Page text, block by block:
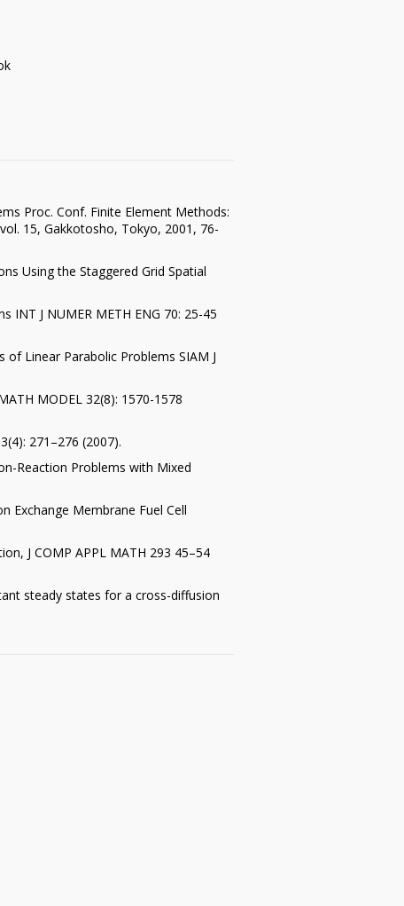
Proc. Conf. Finite Element Methods:
15, Gakkotosho, Tokyo, 2001, 76-
Using the Staggered Grid Spatial
J NUMER METH ENG 70: 25-45
Linear Parabolic Problems SIAM J
MODEL 32(8): 1570-1578
271–276 (2007).
Reaction Problems with Mixed
Exchange Membrane Fuel Cell
J COMP APPL MATH 293 45–54
steady states for a cross-diffusion